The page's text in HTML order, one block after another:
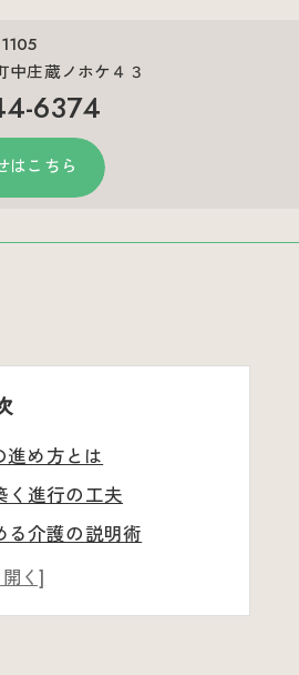
中庄蔵ノホケ４３
6374
はこちら
め方とは
く進行の工夫
る介護の説明術
い話題選びのコツ
える準備のポイント